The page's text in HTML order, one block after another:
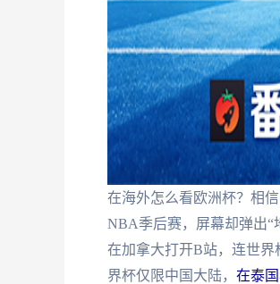
在海外怎么看欧洲杯？相
NBA季后赛，屏幕却弹出“
在加拿大打开B站，连世
界杯仅限中国大陆， 在泰